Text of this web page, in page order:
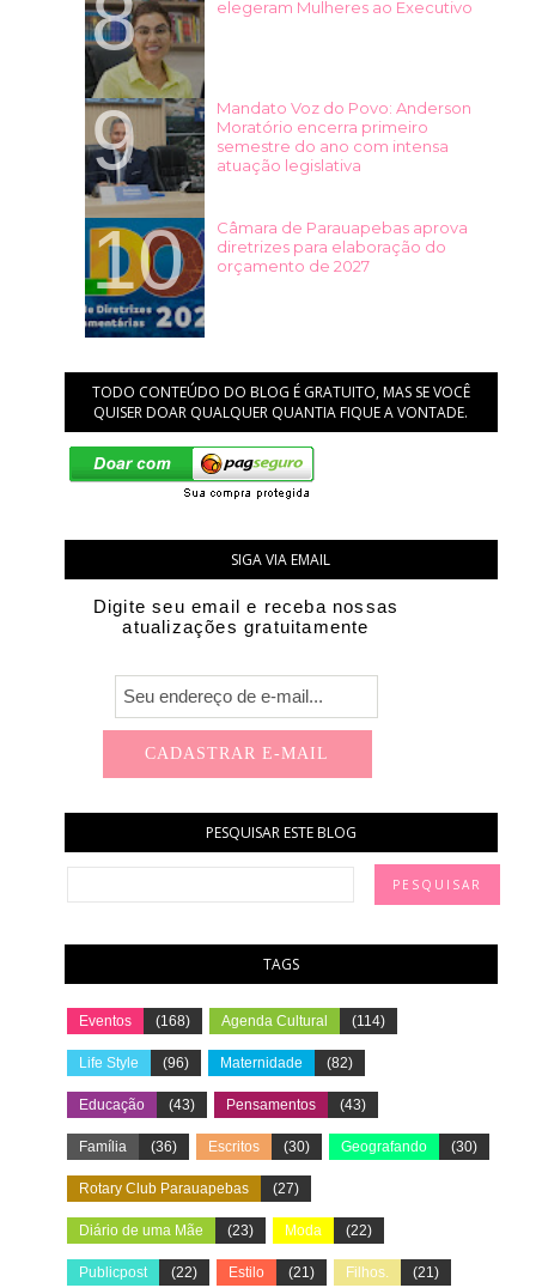
elegeram Mulheres ao Executivo
Mandato Voz do Povo: Anderson
Moratório encerra primeiro
semestre do ano com intensa
atuação legislativa
Câmara de Parauapebas aprova
diretrizes para elaboração do
orçamento de 2027
TODO CONTEÚDO DO BLOG É GRATUITO, MAS SE VOCÊ
QUISER DOAR QUALQUER QUANTIA FIQUE A VONTADE.
SIGA VIA EMAIL
Digite seu email e receba nossas
atualizações gratuitamente
PESQUISAR ESTE BLOG
TAGS
Eventos (168) Agenda Cultural (114)
Life Style (96) Maternidade (82)
Educação (43) Pensamentos (43)
Família (36) Escritos (30) Geografando (30)
Rotary Club Parauapebas (27)
Diário de uma Mãe (23) Moda (22)
Publicpost (22) Estilo (21) Filhos. (21)